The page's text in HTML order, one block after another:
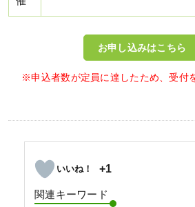
お申し込みはこちら
※申込者数が定員に達したため、受付
+1
関連キーワード